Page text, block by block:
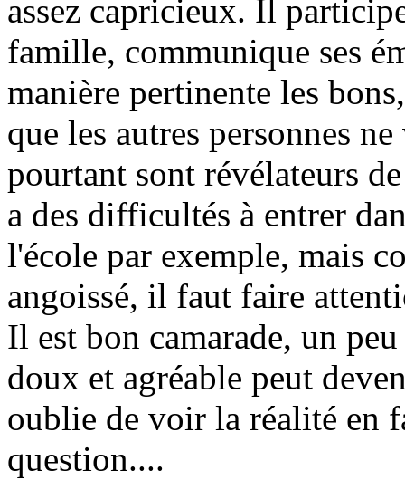
assez capricieux. Il
famille, communique ses
manière pertinente les
que les autres personnes
pourtant sont révélateurs
a des difficultés à entrer
l'école par exemple, mais
angoissé, il faut faire
Il est bon camarade, un
doux et agréable peut
oublie de voir la réalité en
question....